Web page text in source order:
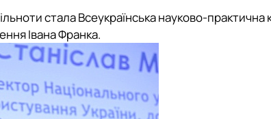
стала Всеукраїнська науково-
Івана Франка.